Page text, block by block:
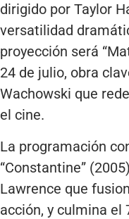
dirigido por Taylor
versatilidad
proyección será
24 de julio, obra
Wachowski que
el cine.
La programación
“Constantine”
Lawrence que
acción, y culmina el